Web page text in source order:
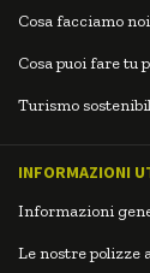
Cosa facciamo
Cosa puoi fare tu
Turismo
INFORMAZIONI
Informazioni
Le nostre polizze